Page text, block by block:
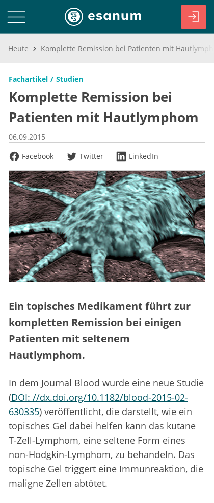
Heute
Fachartikel Studien
Komplette Remission bei
Patienten mit Hautlymphom
06.09.2015
Facebook
Twitter LinkedIn
Ein topisches Medikament führt zur
kompletten Remission bei einigen
Patienten mit seltenem
Hautlymphom.
In dem Journal Blood wurde eine neue Studie
(DOI: //dx.doi.org/10.1182/blood-2015-02-
630335) veröffentlicht, die darstellt, wie ein
topisches Gel dabei helfen kann das kutane
T-Zell-Lymphom, eine seltene Form eines
non-Hodgkin-Lymphom, zu behandeln. Das
topische Gel triggert eine Immunreaktion, die
maligne Zellen abtötet.